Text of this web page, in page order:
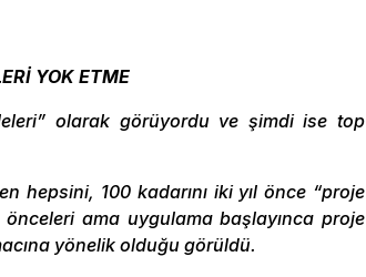
YOK ETME
olarak görüyordu ve şimdi ise top
hepsini, 100 kadarını iki yıl önce “proje
ama uygulama başlayınca proje
yönelik olduğu görüldü.